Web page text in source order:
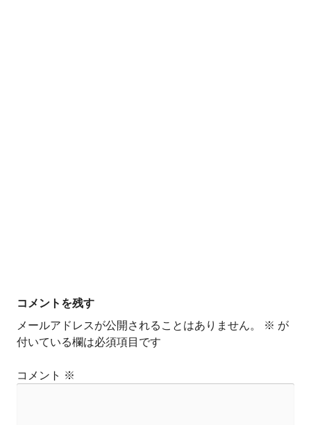
コメントを残す
メールアドレスが公開されることはありません。
※ が
付いている欄は必須項目です
コメント ※